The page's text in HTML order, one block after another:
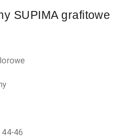
SUPIMA grafitowe
44-46